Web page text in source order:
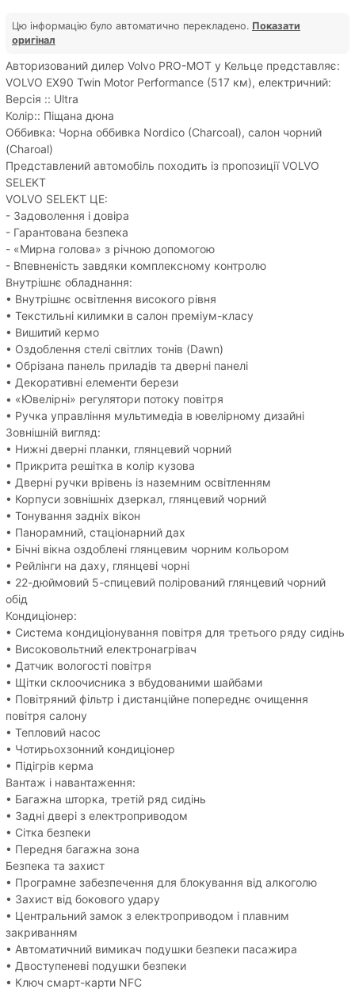
Цю інформацію було автоматично перекладено. Показати
оригінал
Авторизований дилер Volvo PRO-MOT у Кельце представляє:
VOLVO EX90 Twin Motor Performance (517 км), електричний:
Версія :: Ultra
Колір:: Піщана дюна
Оббивка: Чорна оббивка Nordico (Charcoal), салон чорний
(Charoal)
Представлений автомобіль походить із пропозиції VOLVO
SELEKT
VOLVO SELEKT ЦЕ:
- Задоволення і довіра
- Гарантована безпека
- «Мирна голова» з річною допомогою
- Впевненість завдяки комплексному контролю
Внутрішнє обладнання:
• Внутрішнє освітлення високого рівня
• Текстильні килимки в салон преміум-класу
• Вишитий кермо
• Оздоблення стелі світлих тонів (Dawn)
• Обрізана панель приладів та дверні панелі
• Декоративні елементи берези
• «Ювелірні» регулятори потоку повітря
• Ручка управління мультимедіа в ювелірному дизайні
Зовнішній вигляд:
• Нижні дверні планки, глянцевий чорний
• Прикрита решітка в колір кузова
• Дверні ручки врівень із наземним освітленням
• Корпуси зовнішніх дзеркал, глянцевий чорний
• Тонування задніх вікон
• Панорамний, стаціонарний дах
• Бічні вікна оздоблені глянцевим чорним кольором
• Рейлінги на даху, глянцеві чорні
• 22-дюймовий 5-спицевий полірований глянцевий чорний
обід
Кондиціонер:
• Система кондиціонування повітря для третього ряду сидінь
• Високовольтний електронагрівач
• Датчик вологості повітря
• Щітки склоочисника з вбудованими шайбами
• Повітряний фільтр і дистанційне попереднє очищення
повітря салону
• Тепловий насос
• Чотирьохзонний кондиціонер
• Підігрів керма
Вантаж і навантаження:
• Багажна шторка, третій ряд сидінь
• Задні двері з електроприводом
• Сітка безпеки
• Передня багажна зона
Безпека та захист
• Програмне забезпечення для блокування від алкоголю
• Захист від бокового удару
• Центральний замок з електроприводом і плавним
закриванням
• Автоматичний вимикач подушки безпеки пасажира
• Двоступеневі подушки безпеки
• Ключ смарт-карти NFC